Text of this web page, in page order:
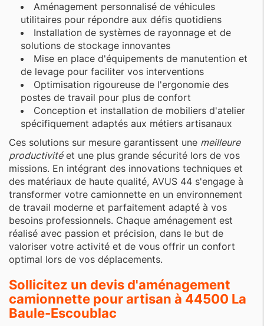
Aménagement personnalisé de véhicules
utilitaires pour répondre aux défis quotidiens
Installation de systèmes de rayonnage et de
solutions de stockage innovantes
Mise en place d'équipements de manutention et
de levage pour faciliter vos interventions
Optimisation rigoureuse de l'ergonomie des
postes de travail pour plus de confort
Conception et installation de mobiliers d'atelier
spécifiquement adaptés aux métiers artisanaux
Ces solutions sur mesure garantissent une meilleure
productivitéet une plus grande sécurité lors de vos
missions. En intégrant des innovations techniques et
des matériaux de haute qualité, AVUS 44 s'engage à
transformer votre camionnette en un environnement
de travail moderne et parfaitement adapté à vos
besoins professionnels. Chaque aménagement est
réalisé avec passion et précision, dans le but de
valoriser votre activité et de vous offrir un confort
optimal lors de vos déplacements.
Sollicitez un devis d'aménagement
camionnette pour artisan à 44500 La
Baule-Escoublac